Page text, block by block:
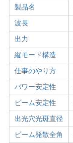
製品名
波長
出力
縦モード構造
仕事のやり方
パワー安定性
ビーム安定性
出光穴光斑直径
ビーム発散全角